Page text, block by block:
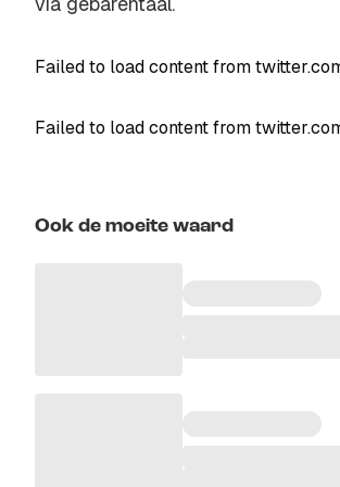
Failed to load content from
Failed to load content from
Ook de moeite waard